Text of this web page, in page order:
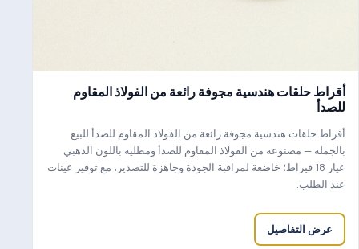
أقراط حلقات هندسية مجوفة رائعة من الفولاذ المقاوم
للصدأ
أقراط حلقات هندسية مجوفة رائعة من الفولاذ المقاوم للصدأ للبيع
بالجملة — مصنوعة من الفولاذ المقاوم للصدأ ومطلية باللون الذهبي
عيار 18 قيراط؛ خاضعة لمراقبة الجودة وجاهزة للتصدير، مع توفير عينات
عند الطلب.
عرض التفاصيل